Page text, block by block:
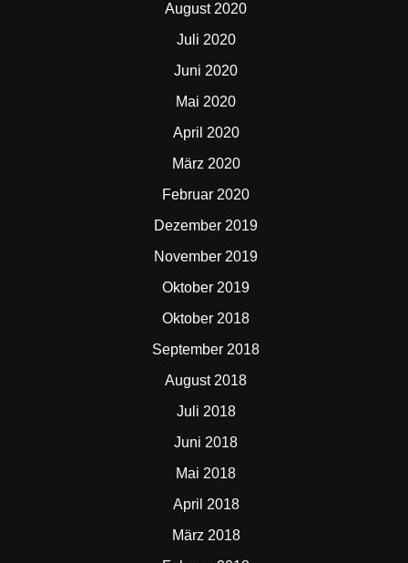
August 2020
Juli 2020
Juni 2020
Mai 2020
April 2020
März 2020
Februar 2020
Dezember 2019
November 2019
Oktober 2019
Oktober 2018
September 2018
August 2018
Juli 2018
Juni 2018
Mai 2018
April 2018
März 2018